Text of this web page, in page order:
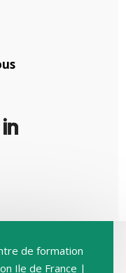
de formation
Ile de France |